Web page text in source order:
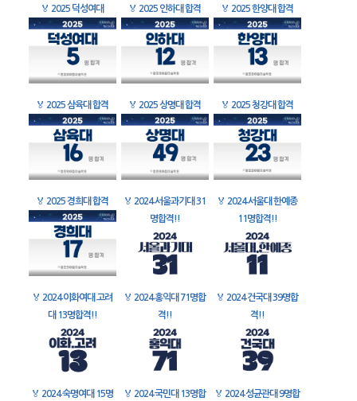
🏅 2025 덕성여대 🏅 2025 인하대 합격 🏅 2025 한양대 합격
🏅 2025 삼육대 합격 🏅 2025 상명대 합격 🏅 2025 청강대 합격
🏅 2025 경희대 합격 🏅 2024 서울과기대 31
명합격!!
🏅 2024 서울대 한예종
11명합격!!
🏅 2024 이화여대 고려
대 13명합격!!
🏅 2024 홍익대 71명합
격!!
🏅 2024 건국대 39명합
격!!
🏅 2024 숙명여대 15명
🏅 2024 국민대 13명합
🏅 2024 성균관대 9명합